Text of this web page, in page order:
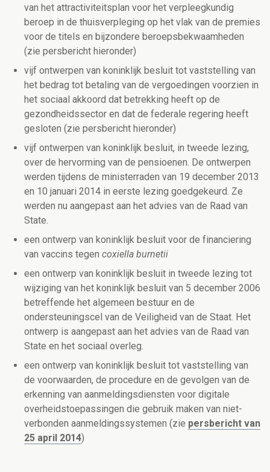
van het attractiviteitsplan voor het verpleegkundig
beroep in de thuisverpleging op het vlak van de premies
voor de titels en bijzondere beroepsbekwaamheden
(zie persbericht hieronder)
vijf ontwerpen van koninklijk besluit tot vaststelling van
het bedrag tot betaling van de vergoedingen voorzien in
het sociaal akkoord dat betrekking heeft op de
gezondheidssector en dat de federale regering heeft
gesloten (zie persbericht hieronder)
vijf ontwerpen van koninklijk besluit, in tweede lezing,
over de hervorming van de pensioenen. De ontwerpen
werden tijdens de ministerraden van 19 december 2013
en 10 januari 2014 in eerste lezing goedgekeurd. Ze
werden nu aangepast aan het advies van de Raad van
State.
een ontwerp van koninklijk besluit voor de financiering
van vaccins tegen coxiella burnetii
een ontwerp van koninklijk besluit in tweede lezing tot
wijziging van het koninklijk besluit van 5 december 2006
betreffende het algemeen bestuur en de
ondersteuningscel van de Veiligheid van de Staat. Het
ontwerp is aangepast aan het advies van de Raad van
State en het sociaal overleg.
een ontwerp van koninklijk besluit tot vaststelling van
de voorwaarden, de procedure en de gevolgen van de
erkenning van aanmeldingsdiensten voor digitale
overheidstoepassingen die gebruik maken van niet-
verbonden aanmeldingssystemen (zie persbericht van
25 april 2014)